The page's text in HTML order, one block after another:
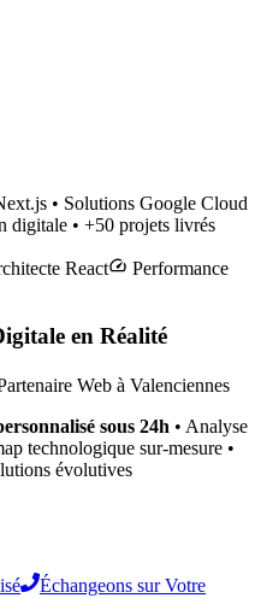
• Solutions Google Cloud
digitale • +50 projets livrés
React
Performance
en Réalité
Web à Valenciennes
sous 24h • Analyse
technologique sur-mesure •
évolutives
Échangeons sur Votre